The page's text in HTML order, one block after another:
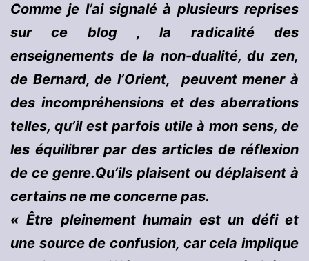
Comme je l’ai signalé à plusieurs reprises
sur ce blog , la radicalité des
enseignements de la non-dualité, du zen,
de Bernard, de l’Orient, peuvent mener à
des incompréhensions et des aberrations
telles, qu’il est parfois utile à mon sens, de
les équilibrer par des articles de réflexion
de ce genre.Qu’ils plaisent ou déplaisent à
certains ne me concerne pas.
« Être pleinement humain est un défi et
une source de confusion, car cela implique